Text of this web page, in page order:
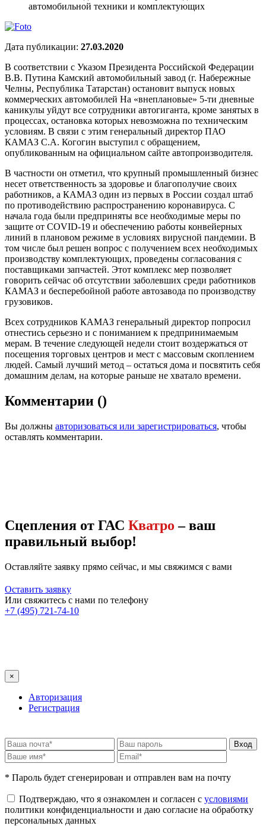
автомобильной техники и комплектующих
Дата публикации: 27.03.2020
В соответствии с Указом Президента Российской Федерации
В.В. Путина Камский автомобильный завод (г. Набережные
Челны, Республика Татарстан) остановит выпуск новых
коммерческих автомобилей На «внеплановые» 5-ти дневные
каникулы уйдут все сотрудники автогиганта, кроме занятых в
процессах, остановка которых невозможна по техническим
условиям. В связи с этим генеральный директор ПАО
КАМАЗ С.А. Когогин выступил с обращением,
опубликованным на официальном сайте автопроизводителя.
В частности он отметил, что крупный промышленный бизнес
несет ответственность за здоровье и благополучие своих
работников, а КАМАЗ один из первых в России создал штаб
по противодействию распространению коронавируса. С
начала года были предприняты все необходимые меры по
защите от COVID-19 и обеспечению работы конвейерных
линий в плановом режиме в условиях вирусной пандемии. В
том числе был решен вопрос с получением всех необходимых
производству комплектующих, проведены согласования с
поставщиками запчастей. Этот комплекс мер позволяет
говорить сейчас об отсутствии заболевших среди работников
КАМАЗ и бесперебойной работе автозавода по производству
грузовиков.
Всех сотрудников КАМАЗ генеральный директор попросил
отнестись серьезно и с пониманием к предпринимаемым
мерам. В течение следующей недели стоит воздержаться от
посещения торговых центров и мест с массовым скоплением
людей. Самый лучший метод – остаться дома и посвятить себя
домашним делам, на которые раньше не хватало времени.
Комментарии ()
Вы должны авторизоваться или зарегистрироваться, чтобы
оставлять комментарии.
Сцепления от ГАС Кватро – ваш
правильный выбор!
Оставляйте заявку прямо сейчас, и мы свяжимся с вами
Оставить заявку
Или свяжитесь с нами по телефону
+7 (495) 721-74-10
×
Авторизация
Регистрация
* Пароль будет сгенерирован и отправлен вам на почту
Подтверждаю, что я ознакомлен и согласен с условиями
политики конфиденциальности и даю согласие на обработку
персональных данных